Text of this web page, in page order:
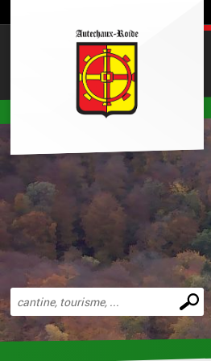
Effectuer
une
recherche